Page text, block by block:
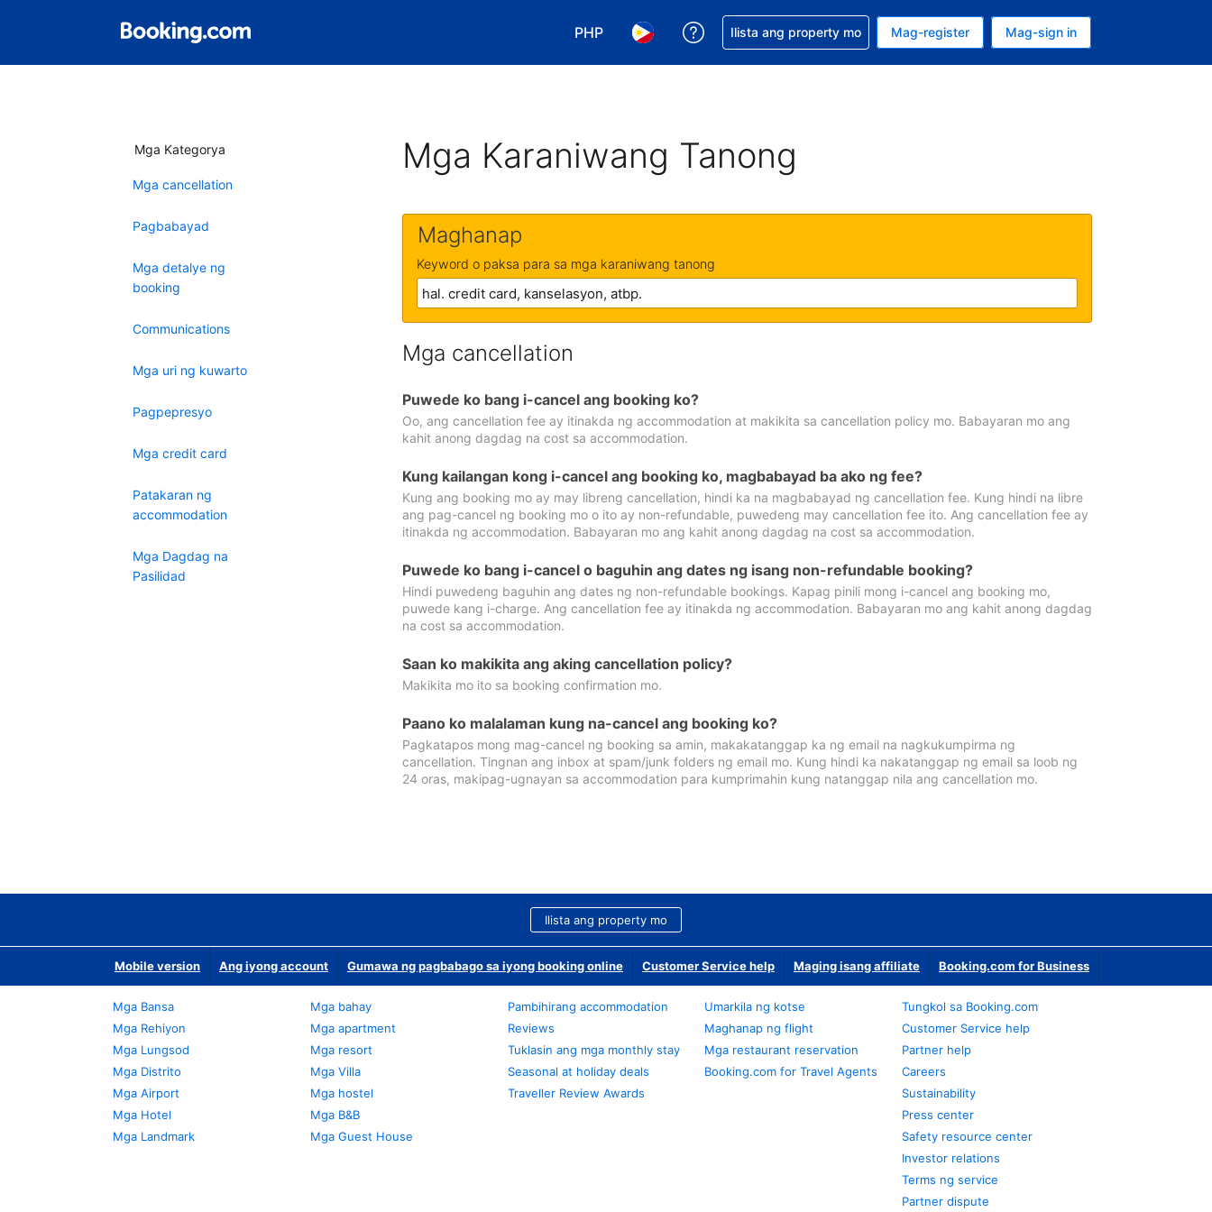
PHP
Pumili ng currency mo. PHP ang currency mo ngayon
Pumili ng wika mo. Filipino ang wika mo ngayon
Makakuha ng tulong sa reservation mo
Ilista ang property mo Mag-register Mag-sign in
Mga Kategorya
Mga cancellation
Pagbabayad
Mga detalye ng
booking
Communications
Mga uri ng kuwarto
Pagpepresyo
Mga credit card
Patakaran ng
accommodation
Mga Dagdag na
Pasilidad
Mga Karaniwang Tanong
Maghanap
Keyword o paksa para sa mga karaniwang tanong
Mga cancellation
Puwede ko bang i-cancel ang booking ko?
Oo, ang cancellation fee ay itinakda ng accommodation at makikita sa cancellation policy mo. Babayaran mo ang
kahit anong dagdag na cost sa accommodation.
Kung kailangan kong i-cancel ang booking ko, magbabayad ba ako ng fee?
Kung ang booking mo ay may libreng cancellation, hindi ka na magbabayad ng cancellation fee. Kung hindi na libre
ang pag-cancel ng booking mo o ito ay non-refundable, puwedeng may cancellation fee ito. Ang cancellation fee ay
itinakda ng accommodation. Babayaran mo ang kahit anong dagdag na cost sa accommodation.
Puwede ko bang i-cancel o baguhin ang dates ng isang non-refundable booking?
Hindi puwedeng baguhin ang dates ng non-refundable bookings. Kapag pinili mong i-cancel ang booking mo,
puwede kang i-charge. Ang cancellation fee ay itinakda ng accommodation. Babayaran mo ang kahit anong dagdag
na cost sa accommodation.
Saan ko makikita ang aking cancellation policy?
Makikita mo ito sa booking confirmation mo.
Paano ko malalaman kung na-cancel ang booking ko?
Pagkatapos mong mag-cancel ng booking sa amin, makakatanggap ka ng email na nagkukumpirma ng
cancellation. Tingnan ang inbox at spam/junk folders ng email mo. Kung hindi ka nakatanggap ng email sa loob ng
24 oras, makipag-ugnayan sa accommodation para kumprimahin kung natanggap nila ang cancellation mo.
Ilista ang property mo
Mobile version Ang iyong account Gumawa ng pagbabago sa iyong booking online Customer Service help Maging isang affiliate Booking.com for Business
Mga Bansa
Mga Rehiyon
Mga Lungsod
Mga Distrito
Mga Airport
Mga Hotel
Mga Landmark
Mga bahay
Mga apartment
Mga resort
Mga Villa
Mga hostel
Mga B&B
Mga Guest House
Pambihirang accommodation
Reviews
Tuklasin ang mga monthly stay
Seasonal at holiday deals
Traveller Review Awards
Umarkila ng kotse
Maghanap ng flight
Mga restaurant reservation
Booking.com for Travel Agents
Tungkol sa Booking.com
Customer Service help
Partner help
Careers
Sustainability
Press center
Safety resource center
Investor relations
Terms ng service
Partner dispute